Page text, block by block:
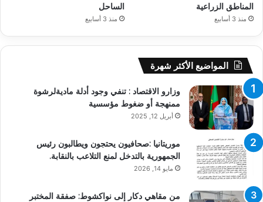
المناطق الزراعية
منذ 3 أسابيع
الساحل
منذ 3 أسابيع
المواضيع الأكثر شهرة
وزارو الاقتصاد : تنفي وجود أدلة ماديةلرشوة
ممنهجة أو ضغوط مؤسسية
أبريل 12, 2025
موريتانيا :صحافيون يحتجون ويطالبون رئيس
الجمهورية بالتدخل لمنع التلاعب بالنقابة.
مايو 14, 2026
من مقاهي دكار إلى نواكشوط: صفقة المختبر